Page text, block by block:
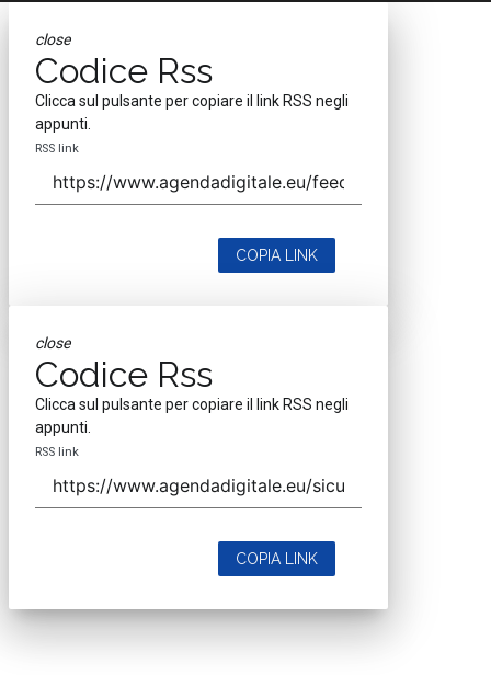
close
Codice Rss
Clicca sul pulsante per copiare il link RSS negli
appunti.
RSS link
COPIA LINK
close
Codice Rss
Clicca sul pulsante per copiare il link RSS negli
appunti.
RSS link
COPIA LINK